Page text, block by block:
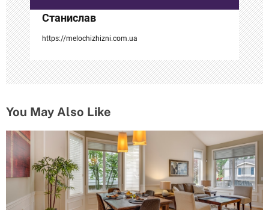
с
я
м
Станислав
https://melochizhizni.com.ua
You May Also Like